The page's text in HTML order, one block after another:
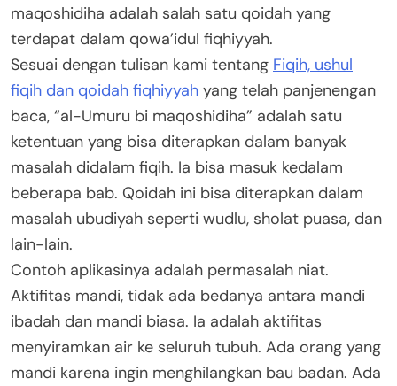
maqoshidiha adalah salah satu qoidah yang
terdapat dalam qowa’idul fiqhiyyah.
Sesuai dengan tulisan kami tentang Fiqih, ushul
fiqih dan qoidah fiqhiyyah yang telah panjenengan
baca, “al-Umuru bi maqoshidiha” adalah satu
ketentuan yang bisa diterapkan dalam banyak
masalah didalam fiqih. Ia bisa masuk kedalam
beberapa bab. Qoidah ini bisa diterapkan dalam
masalah ubudiyah seperti wudlu, sholat puasa, dan
lain-lain.
Contoh aplikasinya adalah permasalah niat.
Aktifitas mandi, tidak ada bedanya antara mandi
ibadah dan mandi biasa. Ia adalah aktifitas
menyiramkan air ke seluruh tubuh. Ada orang yang
mandi karena ingin menghilangkan bau badan. Ada